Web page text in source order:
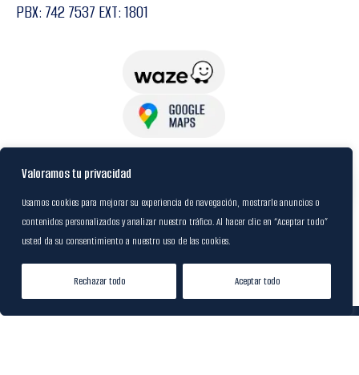
Valoramos tu privacidad
Usamos cookies para mejorar su experiencia de navegación, mostrarle anuncios o
contenidos personalizados y analizar nuestro tráfico. Al hacer clic en “Aceptar todo”
usted da su consentimiento a nuestro uso de las cookies.
Rechazar todo Aceptar todo
PBX: 742 7537 EXT: 1801
USuarios
Política de Datos